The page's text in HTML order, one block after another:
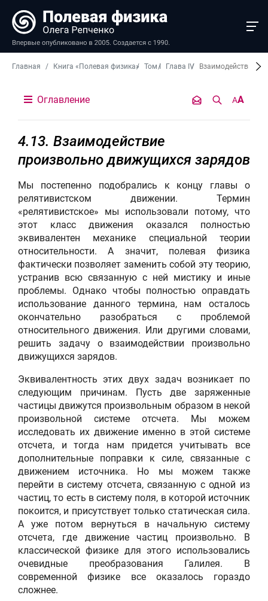
Главная Книга «Полевая физика» Том I Глава IV Взаимодействие
Оглавление AA
4.13. Взаимодействие
произвольно движущихся зарядов
Мы постепенно подобрались к концу главы о
релятивистском движении. Термин
«релятивистское» мы использовали потому, что
этот класс движения оказался полностью
эквивалентен механике специальной теории
относительности. А значит, полевая физика
фактически позволяет заменить собой эту теорию,
устранив всю связанную с ней мистику и иные
проблемы. Однако чтобы полностью оправдать
использование данного термина, нам осталось
окончательно разобраться с проблемой
относительного движения. Или другими словами,
решить задачу о взаимодействии произвольно
движущихся зарядов.
Эквивалентность этих двух задач возникает по
следующим причинам. Пусть две заряженные
частицы движутся произвольным образом в некой
произвольной системе отсчета. Мы можем
исследовать их движение именно в этой системе
отсчета, и тогда нам придется учитывать все
дополнительные поправки к силе, связанные с
движением источника. Но мы можем также
перейти в систему отсчета, связанную с одной из
частиц, то есть в систему поля, в которой источник
покоится, и присутствует только статическая сила.
А уже потом вернуться в начальную систему
отсчета, где движение частиц произвольно. В
классической физике для этого использовались
очевидные преобразования Галилея. В
современной физике все оказалось гораздо
сложнее.